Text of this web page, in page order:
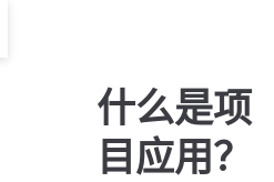
什么是项
目应用？